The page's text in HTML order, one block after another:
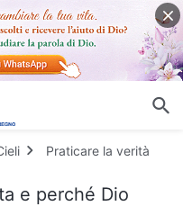
Praticare la verità
e perché Dio